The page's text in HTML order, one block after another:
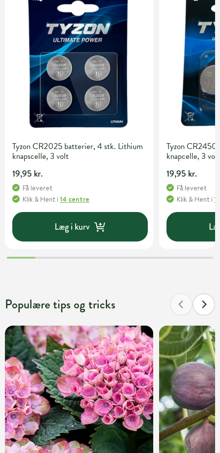
Tyzon CR2025 batterier, 4 stk. Lithium
knapscelle, 3 volt
19,95 kr.
Få leveret
Klik & Hent i 14 centre
Læg i kurv
Tyzon
knapcelle, 3 volt
19,95 kr.
Få leveret
Klik & Hent i
Populære tips og tricks